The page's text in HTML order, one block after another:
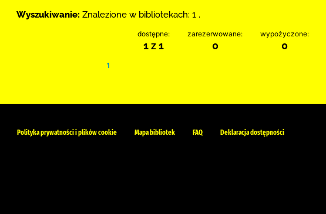
Wyszukiwanie: Znalezione w bibliotekach: 1 .
dostępne:
1 z 1
zarezerwowane:
0
wypożyczone:
0
1
Polityka prywatności i plików cookie Mapa bibliotek FAQ Deklaracja dostępności